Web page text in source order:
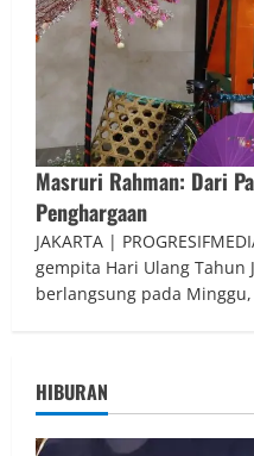
Masruri Rahman: Dari
Penghargaan
JAKARTA |
gempita Hari Ulang Tahun
berlangsung pada
HIBURAN